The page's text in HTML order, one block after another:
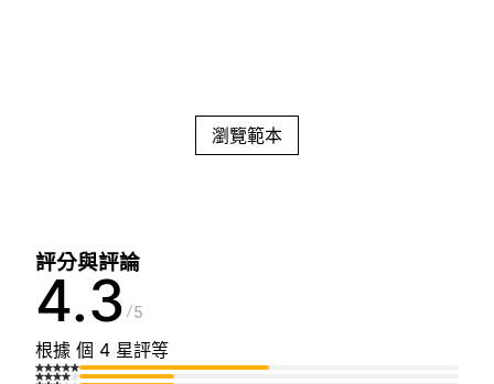
瀏覽範本
評分與評論
4.3 5
根據 個 4 星評等